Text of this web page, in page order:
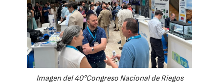
Imagen del 40°Congreso Nacional de Riegos